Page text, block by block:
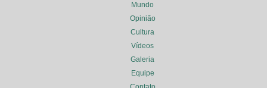
Mundo
Opinião
Cultura
Vídeos
Galeria
Equipe